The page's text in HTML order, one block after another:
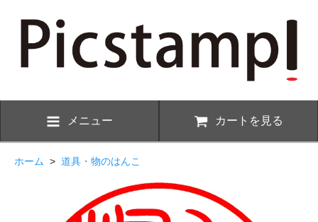
メニュー カートを見る
ホーム > 道具・物のはんこ